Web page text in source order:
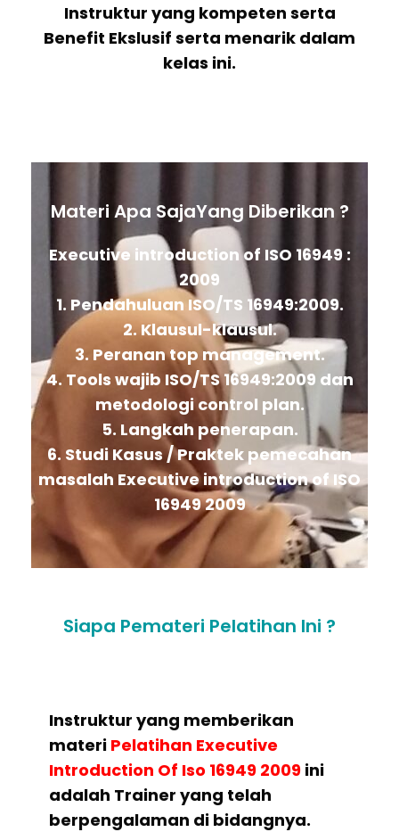
Instruktur yang kompeten serta
Benefit Ekslusif serta menarik dalam
kelas ini.
Materi Apa SajaYang Diberikan ?
Executive introduction of ISO 16949 :
2009
1. Pendahuluan ISO/TS 16949:2009.
2. Klausul-klausul.
3. Peranan top management.
4. Tools wajib ISO/TS 16949:2009 dan
metodologi control plan.
5. Langkah penerapan.
6. Studi Kasus / Praktek pemecahan
masalah Executive introduction of ISO
16949 2009
Siapa Pemateri Pelatihan Ini ?
Instruktur yang memberikan
materi Pelatihan Executive
Introduction Of Iso 16949 2009 ini
adalah Trainer yang telah
berpengalaman di bidangnya.